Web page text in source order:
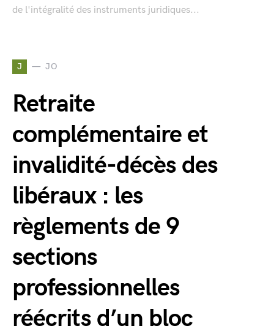
de l'intégralité des instruments juridiques...
J JO
Retraite
complémentaire et
invalidité-décès des
libéraux : les
règlements de 9
sections
professionnelles
réécrits d’un bloc